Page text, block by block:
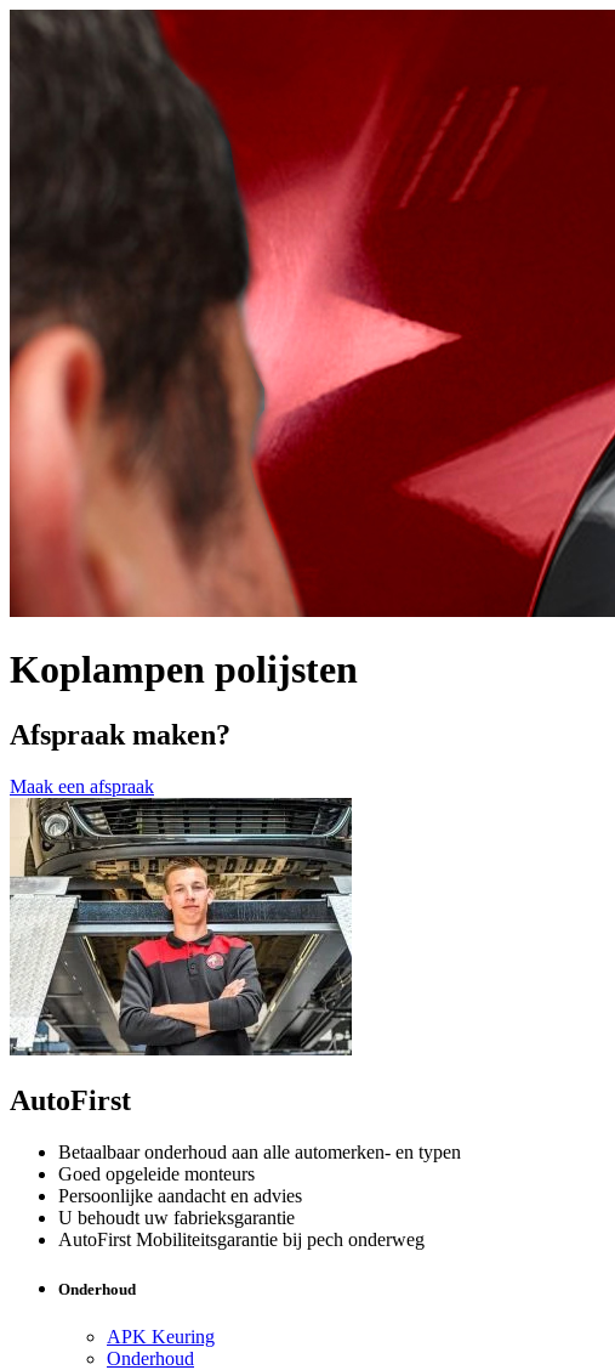
Koplampen polijsten
Afspraak maken?
Maak een afspraak
AutoFirst
Betaalbaar onderhoud aan alle automerken- en typen
Goed opgeleide monteurs
Persoonlijke aandacht en advies
U behoudt uw fabrieksgarantie
AutoFirst Mobiliteitsgarantie bij pech onderweg
Onderhoud
APK Keuring
Onderhoud